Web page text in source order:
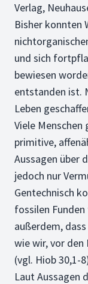
Verlag,
Bisher konnten
und sich
bewiesen
entstanden ist.
Leben
Viele Menschen
primitive,
Aussagen über
jedoch nur
Gentechnisch
fossilen
außerdem,
wie wir, vor
(vgl. Hiob 30,1-
Laut Aussagen